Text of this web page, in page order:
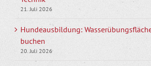
21. Juli 2026
Hundeausbildung:
buchen
20. Juli 2026